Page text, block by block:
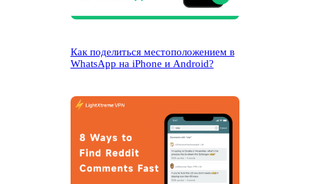
Как поделиться местоположением в
WhatsApp на iPhone и Android?